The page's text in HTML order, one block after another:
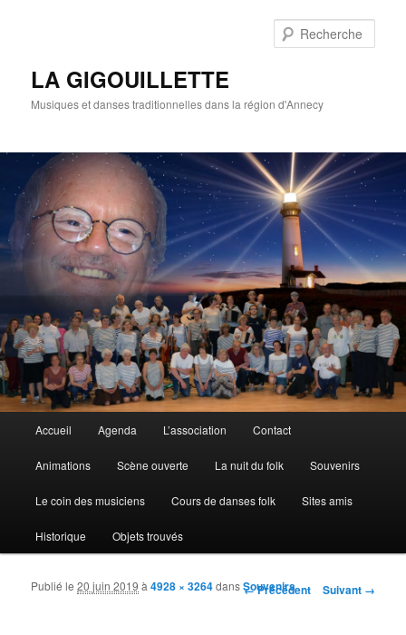
LA GIGOUILLETTE
Musiques et danses traditionnelles dans la région d'Annecy
Aller au contenu principal
Aller au contenu secondaire
Accueil Agenda L’association Contact
Animations Scène ouverte La nuit du folk Souvenirs
Le coin des musiciens Cours de danses folk Sites amis
Historique Objets trouvés
Navigation des images
← Précédent Suivant →
Publié le20 juin 2019 à4928 × 3264dansSouvenirs